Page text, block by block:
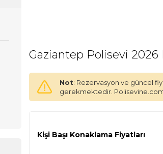
Gaziantep Polisevi 2026
Not: Rezervasyon ve güncel
gerekmektedir.
Kişi Başı Konaklama Fiyatları